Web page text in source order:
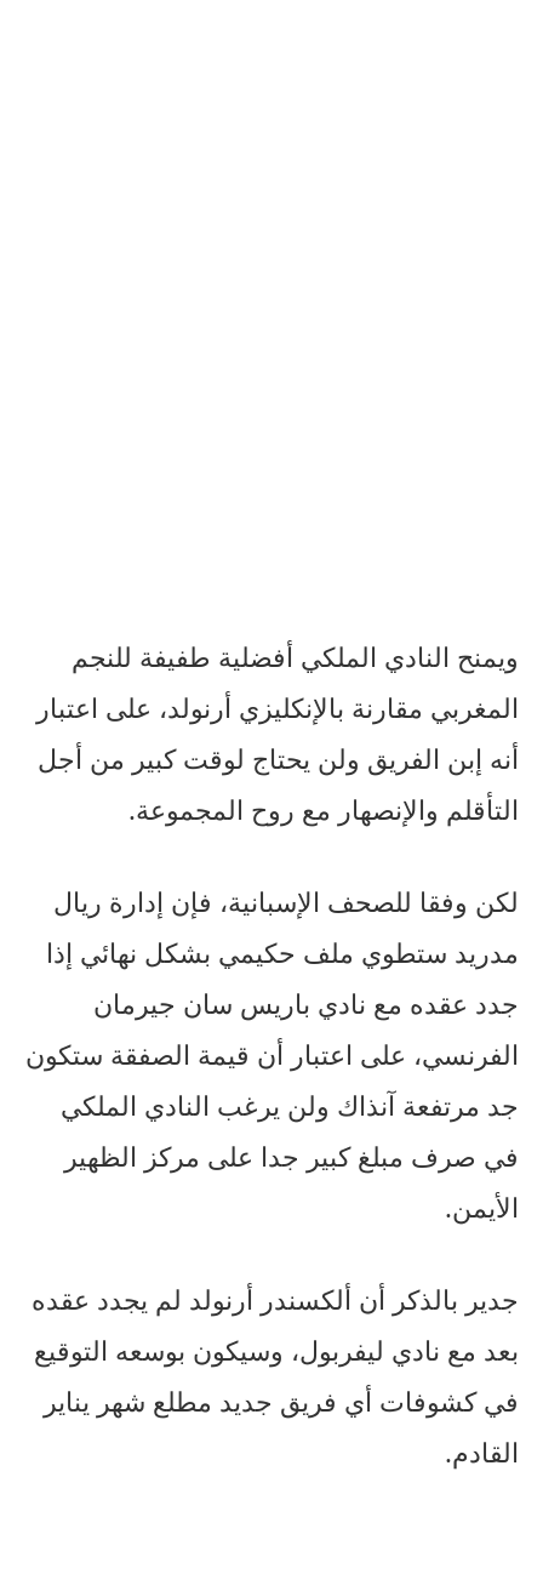
ويمنح النادي الملكي أفضلية طفيفة للنجم
المغربي مقارنة بالإنكليزي أرنولد، على اعتبار
أنه إبن الفريق ولن يحتاج لوقت كبير من أجل
التأقلم والإنصهار مع روح المجموعة.
لكن وفقا للصحف الإسبانية، فإن إدارة ريال
مدريد ستطوي ملف حكيمي بشكل نهائي إذا
جدد عقده مع نادي باريس سان جيرمان
الفرنسي، على اعتبار أن قيمة الصفقة ستكون
جد مرتفعة آنذاك ولن يرغب النادي الملكي
في صرف مبلغ كبير جدا على مركز الظهير
الأيمن.
جدير بالذكر أن ألكسندر أرنولد لم يجدد عقده
بعد مع نادي ليفربول، وسيكون بوسعه التوقيع
في كشوفات أي فريق جديد مطلع شهر يناير
القادم.